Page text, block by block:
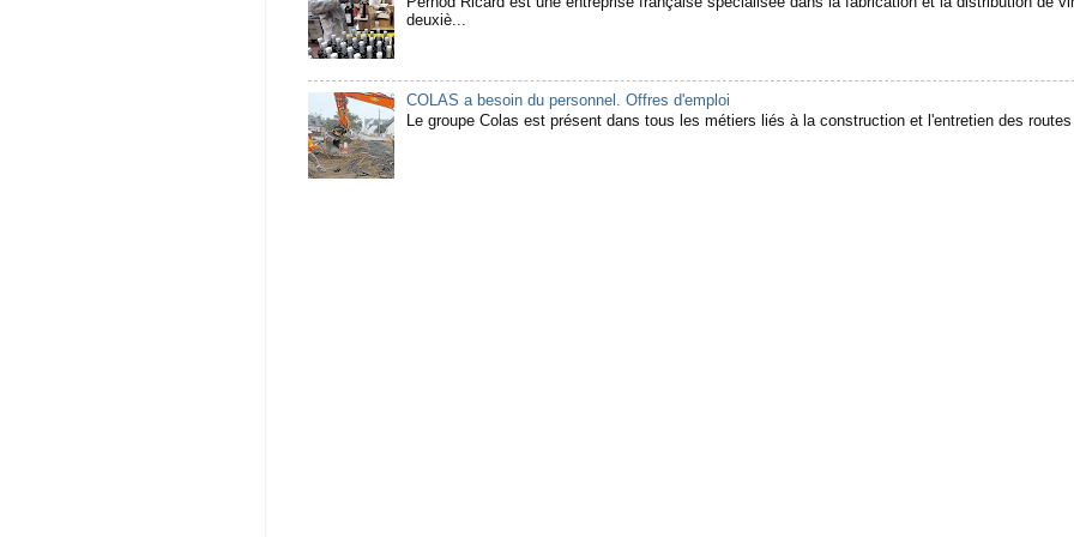
deuxiè...
COLAS a besoin du personnel. Offres d'emploi
Le groupe Colas est présent dans tous les métiers liés à la construction et l'entretien des